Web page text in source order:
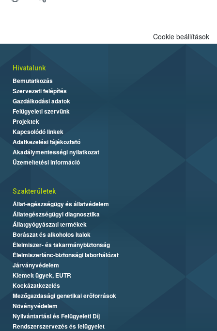
Cookie beállítások
Hivatalunk
Bemutatkozás
Szervezeti felépítés
Gazdálkodási adatok
Felügyeleti szervünk
Projektek
Kapcsolódó linkek
Adatkezelési tájékoztató
Akadálymentességi nyilatkozat
Üzemeltetési információ
Szakterületek
Állat-egészségügy és állatvédelem
Állategészségügyi diagnosztika
Állatgyógyászati termékek
Borászat és alkoholos italok
Élelmiszer- és takarmánybiztonság
Élelmiszerlánc-biztonsági laborhálózat
Járványvédelem
Kiemelt ügyek, EUTR
Kockázatkezelés
Mezőgazdasági genetikai erőforrások
Növényvédelem
Nyilvántartási és Felügyeleti Díj
Rendszerszervezés és felügyelet